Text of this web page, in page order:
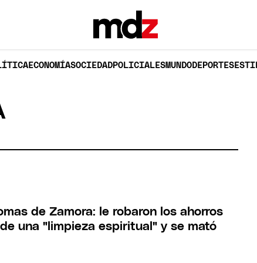
ECONOMÍASOCIEDADPOLICIALESMUNDODEPORTES
de Zamora: le robaron los ahorros
una "limpieza espiritual" y se mató